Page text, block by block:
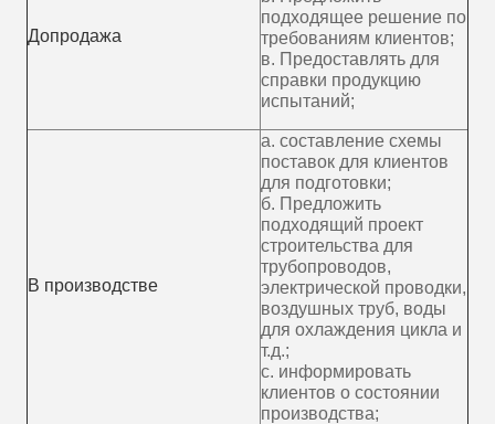
Допродажа
подходящее решение по
требованиям клиентов;
в. Предоставлять для
справки продукцию
испытаний;
В производстве
а. составление схемы
поставок для клиентов
для подготовки;
б. Предложить
подходящий проект
строительства для
трубопроводов,
электрической проводки,
воздушных труб, воды
для охлаждения цикла и
т.д.;
c. информировать
клиентов о состоянии
производства;